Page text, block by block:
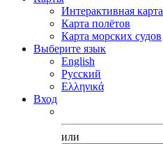
Интерактивная карта
Карта полётов
Карта морских судов
Выберите язык
English
Русский
Ελληνικά
Вход
или